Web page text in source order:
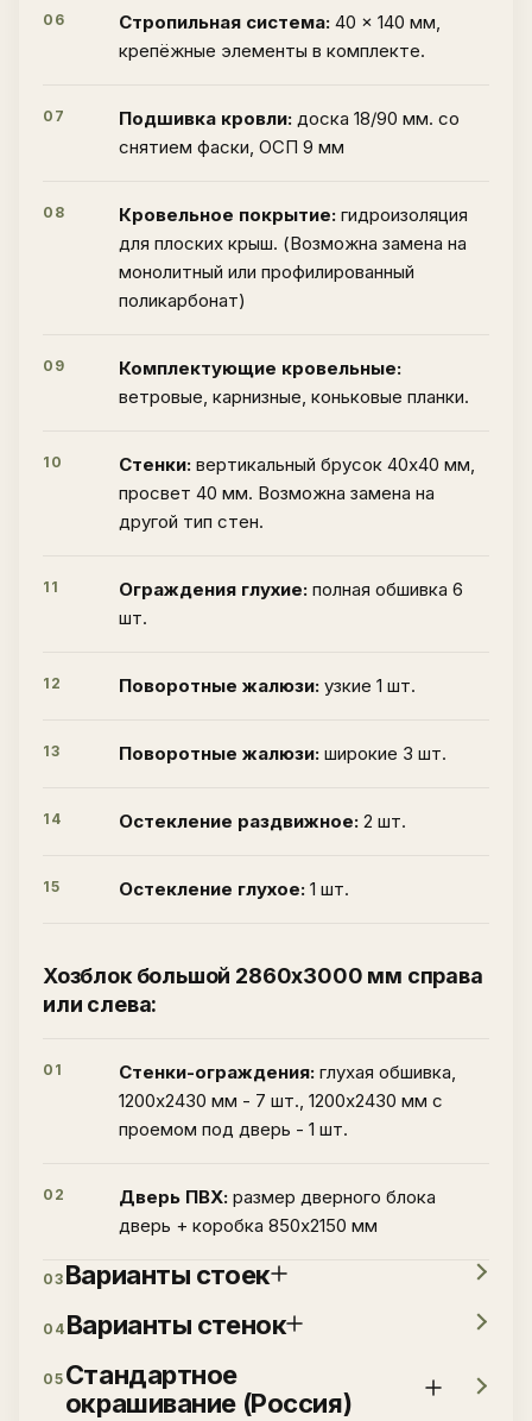
06 Стропильная система: 40 × 140 мм,
крепёжные элементы в комплекте.
07 Подшивка кровли: доска 18/90 мм. со
снятием фаски, ОСП 9 мм
08 Кровельное покрытие: гидроизоляция
для плоских крыш. (Возможна замена на
монолитный или профилированный
поликарбонат)
09
Комплектующие кровельные:
ветровые, карнизные, коньковые планки.
10 Стенки: вертикальный брусок 40х40 мм,
просвет 40 мм. Возможна замена на
другой тип стен.
11 Ограждения глухие: полная обшивка 6
шт.
12 Поворотные жалюзи: узкие 1 шт.
13 Поворотные жалюзи: широкие 3 шт.
14 Остекление раздвижное: 2 шт.
15 Остекление глухое: 1 шт.
Хозблок большой 2860х3000 мм справа
или слева:
01 Стенки-ограждения: глухая обшивка,
1200х2430 мм - 7 шт., 1200х2430 мм с
проемом под дверь - 1 шт.
02 Дверь ПВХ: размер дверного блока
дверь + коробка 850х2150 мм
03 Варианты стоек
04 Варианты стенок
05 Стандартное
окрашивание (Россия)